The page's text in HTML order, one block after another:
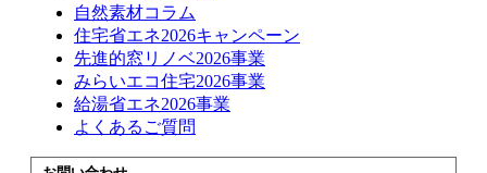
自然素材コラム
住宅省エネ2026キャンペーン
先進的窓リノベ2026事業
みらいエコ住宅2026事業
給湯省エネ2026事業
よくあるご質問